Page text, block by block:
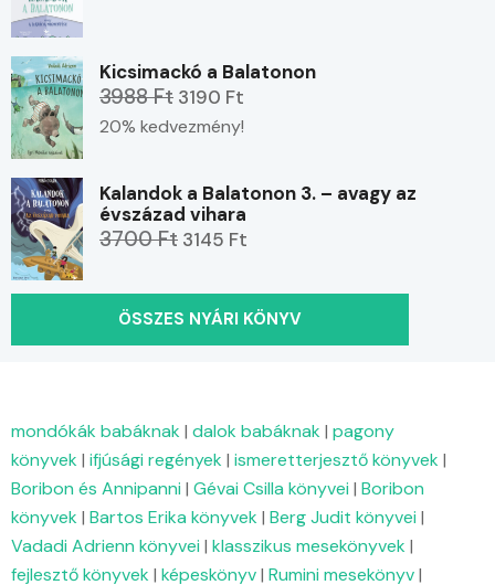
Kicsimackó a Balatonon
3988 Ft 3190 Ft
20% kedvezmény!
Kalandok a Balatonon 3. – avagy az
évszázad vihara
3700 Ft 3145 Ft
ÖSSZES NYÁRI KÖNYV
mondókák babáknak | dalok babáknak | pagony
könyvek | ifjúsági regények | ismeretterjesztő könyvek |
Boribon és Annipanni | Gévai Csilla könyvei | Boribon
könyvek | Bartos Erika könyvek | Berg Judit könyvei |
Vadadi Adrienn könyvei | klasszikus mesekönyvek |
fejlesztő könyvek | képeskönyv| Rumini mesekönyv|